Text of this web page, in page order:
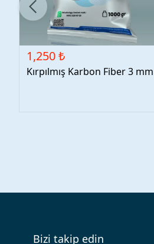
1,250 ₺
Kırpılmış Karbon Fiber 3 mm
Bizi takip edin